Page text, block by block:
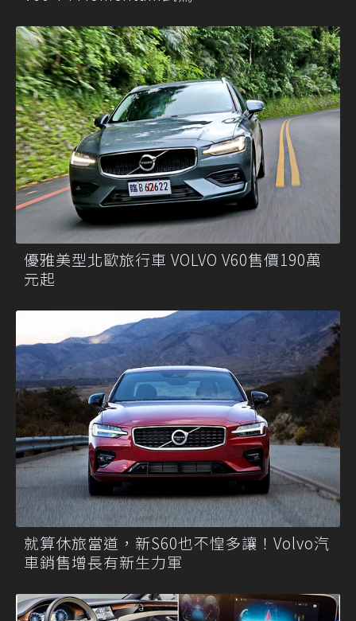
優雅美型北歐旅行車 VOLVO V60售價190萬
元起
就算休旅當道，新S60也不惶多讓！Volvo汽
車銷售增長有新生力軍